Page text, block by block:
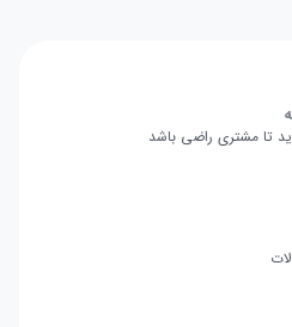
تا مشتری راضی باشد